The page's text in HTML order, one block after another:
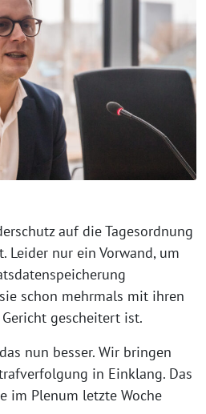
auf die Tagesordnung
Leider nur ein Vorwand, um
schon mehrmals mit ihren
gescheitert ist.
nun besser. Wir bringen
in Einklang. Das
im Plenum letzte Woche